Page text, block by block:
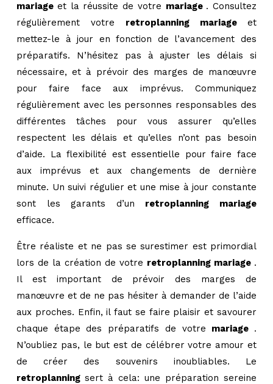
mariage et la réussite de votre mariage . Consultez
régulièrement votre retroplanning mariage et
mettez-le à jour en fonction de l’avancement des
préparatifs. N’hésitez pas à ajuster les délais si
nécessaire, et à prévoir des marges de manœuvre
pour faire face aux imprévus. Communiquez
régulièrement avec les personnes responsables des
différentes tâches pour vous assurer qu’elles
respectent les délais et qu’elles n’ont pas besoin
d’aide. La flexibilité est essentielle pour faire face
aux imprévus et aux changements de dernière
minute. Un suivi régulier et une mise à jour constante
sont les garants d’un retroplanning mariage
efficace.
Être réaliste et ne pas se surestimer est primordial
lors de la création de votre retroplanning mariage .
Il est important de prévoir des marges de
manœuvre et de ne pas hésiter à demander de l’aide
aux proches. Enfin, il faut se faire plaisir et savourer
chaque étape des préparatifs de votre mariage .
N’oubliez pas, le but est de célébrer votre amour et
de créer des souvenirs inoubliables. Le
retroplanning sert à cela: une préparation sereine